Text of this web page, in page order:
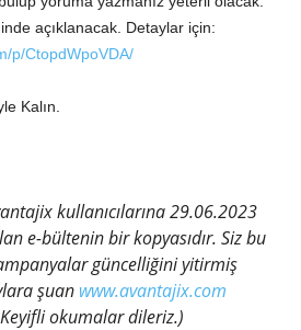
açıklanacak. Detaylar için:
p/CtopdWpoVDA/
Kalın.
kullanıcılarına 29.06.2023
e-bültenin bir kopyasıdır. Siz bu
güncelliğini yitirmiş
şuan www.avantajix.com
okumalar dileriz.)